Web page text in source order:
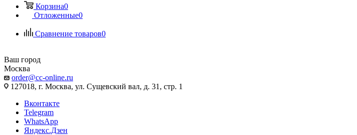
Корзина0
Отложенные0
Сравнение товаров0
Ваш город
Москва
order@cc-online.ru
127018, г. Москва, ул. Сущевский вал, д. 31, стр. 1
Вконтакте
Telegram
WhatsApp
Яндекс.Дзен